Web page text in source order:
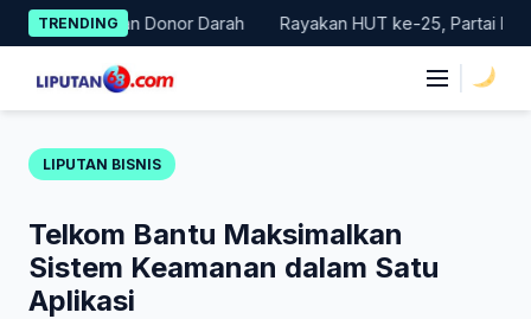
Skip
to
content
TRENDING
Gerakan Donor Darah Rayakan HUT ke-25, Partai Demokrat
LIPUTAN BISNIS
Telkom Bantu Maksimalkan
Sistem Keamanan dalam Satu
Aplikasi